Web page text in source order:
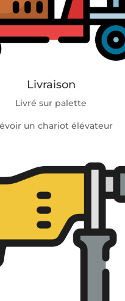
Livraison
Livré sur palette
un chariot élévateur